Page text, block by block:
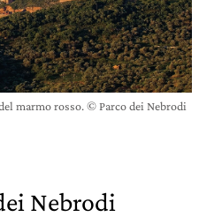
marmo rosso. © Parco dei Nebrodi
Nebrodi